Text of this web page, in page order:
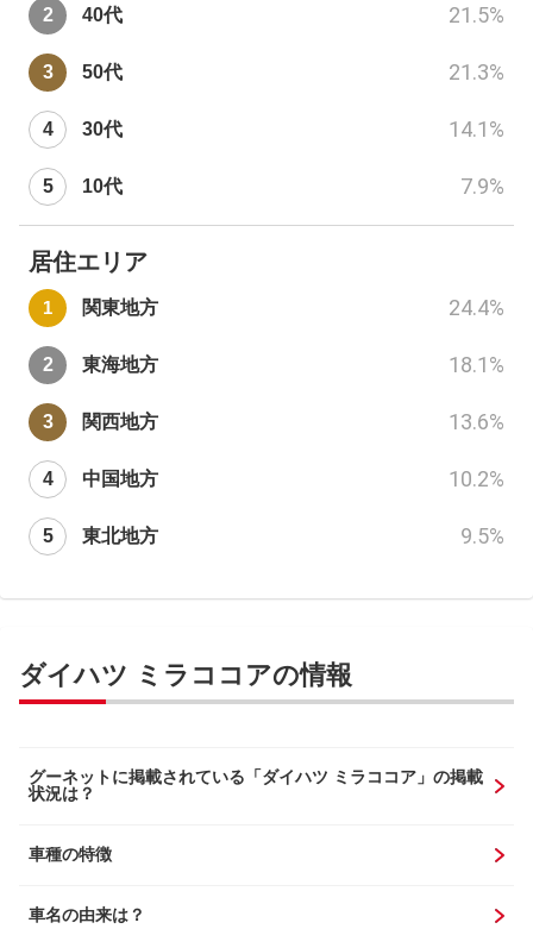
40代 21.5%
50代 21.3%
30代 14.1%
10代 7.9%
居住エリア
関東地方 24.4%
東海地方 18.1%
関西地方 13.6%
中国地方 10.2%
東北地方 9.5%
ダイハツ ミラココアの情報
グーネットに掲載されている「ダイハツ ミラココア」の掲載
状況は？
車種の特徴
車名の由来は？